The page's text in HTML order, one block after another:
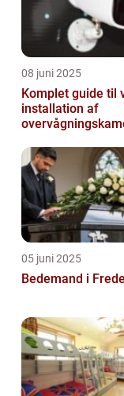
08 juni 2025
Komplet guide til
installation af
05 juni 2025
Bedemand i